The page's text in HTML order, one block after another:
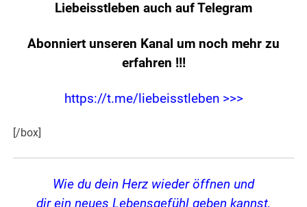
Liebeisstleben auch auf Telegram
Abonniert unseren Kanal um noch mehr zu
erfahren !!!
https://t.me/liebeisstleben >>>
[/box]
Wie du dein Herz wieder öffnen und
dir ein neues Lebensgefühl geben kannst,